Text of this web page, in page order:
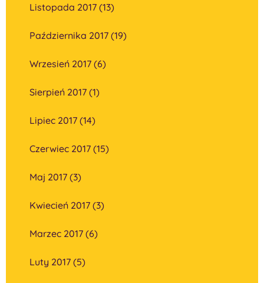
Listopada 2017 (13)
Października 2017 (19)
Wrzesień 2017 (6)
Sierpień 2017 (1)
Lipiec 2017 (14)
Czerwiec 2017 (15)
Maj 2017 (3)
Kwiecień 2017 (3)
Marzec 2017 (6)
Luty 2017 (5)